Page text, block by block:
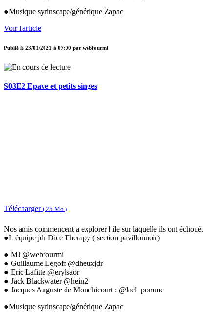
●Musique syrinscape/générique Zapac
Voir l'article
Publié le 23/01/2021 à 07:00 par webfourmi
S03E2 Epave et petits singes
Télécharger ( 25 Mo )
Nos amis commencent a explorer l ile sur laquelle ils ont échoué.
●L équipe jdr Dice Therapy ( section pavillonnoir)
● MJ @webfourmi
● Guillaume Legoff @dheuxjdr
● Eric Lafitte @erylsaor
● Jack Blackwater @hein2
● Jacques Auguste de Monchicourt : @lael_pomme
●Musique syrinscape/générique Zapac